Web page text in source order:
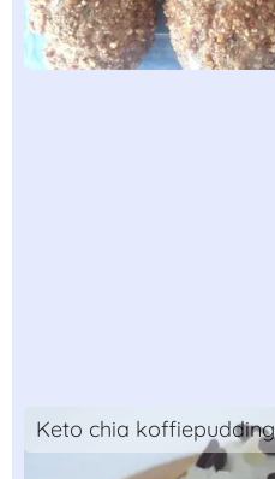
Keto chia koffiepudding